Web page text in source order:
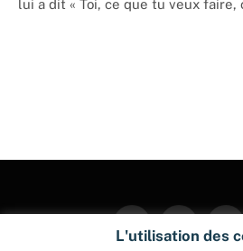
lui a dit « Toi, ce que tu veux faire,
FacebookTwitter
L'utilisation des